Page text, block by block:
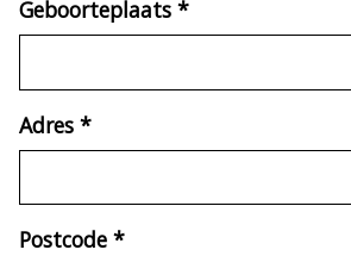
Geboorteplaats *
Adres *
Postcode *